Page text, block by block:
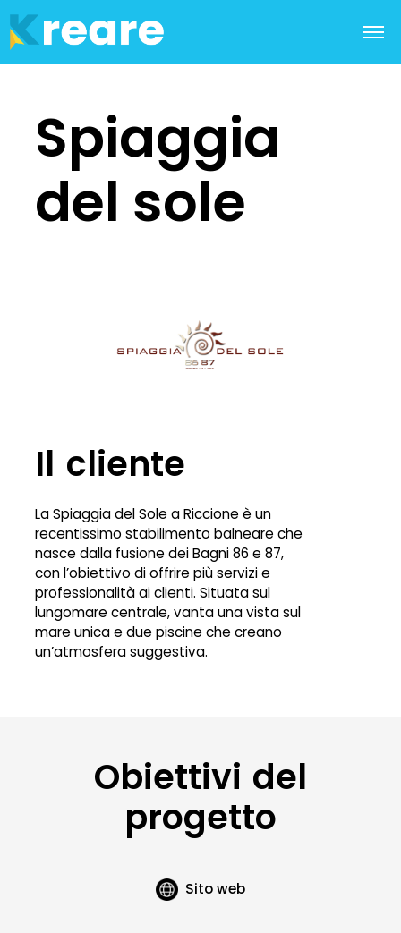
Spiaggia
del sole
Il cliente
La Spiaggia del Sole a Riccione è un
recentissimo stabilimento balneare che
nasce dalla fusione dei Bagni 86 e 87,
con l’obiettivo di offrire più servizi e
professionalità ai clienti. Situata sul
lungomare centrale, vanta una vista sul
mare unica e due piscine che creano
un’atmosfera suggestiva.
Obiettivi del
progetto
Sito web